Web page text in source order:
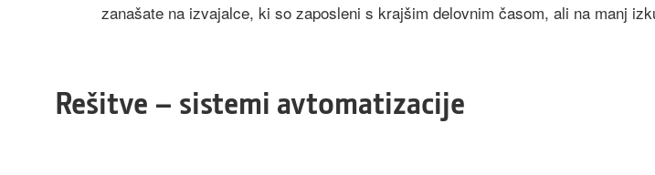
zanašate na izvajalce, ki so zaposleni s krajšim delovnim časom, ali na manj
Rešitve – sistemi avtomatizacije